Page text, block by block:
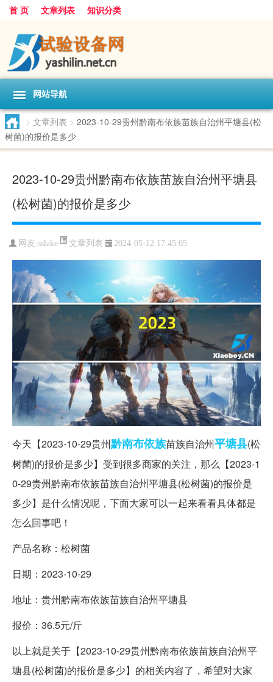
首 页 文章列表 知识分类
网站导航
> 文章列表 > 2023-10-29贵州黔南布依族苗族自治州平塘县(松
树菌)的报价是多少
2023-10-29贵州黔南布依族苗族自治州平塘县
(松树菌)的报价是多少
网友:sslake 文章列表 2024-05-12 17:45:05
今天【2023-10-29贵州黔南布依族苗族自治州平塘县(松
树菌)的报价是多少】受到很多商家的关注，那么【2023-1
0-29贵州黔南布依族苗族自治州平塘县(松树菌)的报价是
多少】是什么情况呢，下面大家可以一起来看看具体都是
怎么回事吧！
产品名称：松树菌
日期：2023-10-29
地址：贵州黔南布依族苗族自治州平塘县
报价：36.5元/斤
以上就是关于【2023-10-29贵州黔南布依族苗族自治州平
塘县(松树菌)的报价是多少】的相关内容了，希望对大家